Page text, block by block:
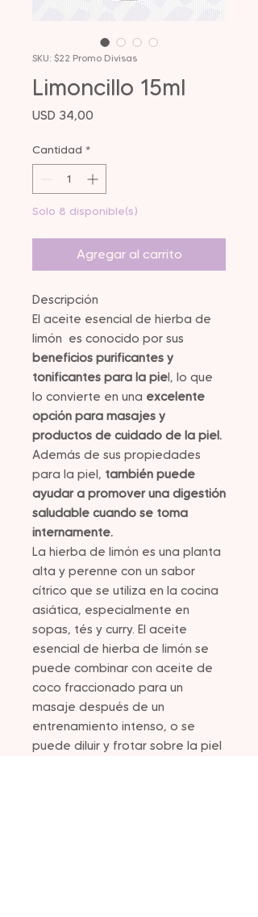
SKU: $22 Promo Divisas
Limoncillo 15ml
USD 34,00
Cantidad *
Solo 8 disponible(s)
Agregar al carrito
Descripción
El aceite esencial de hierba de
limón es conocido por sus
beneficios purificantes y
tonificantes para la piel, lo que
lo convierte en una excelente
opción para masajes y
productos de cuidado de la piel.
Además de sus propiedades
para la piel, también puede
ayudar a promover una digestión
saludable cuando se toma
internamente.
La hierba de limón es una planta
alta y perenne con un sabor
cítrico que se utiliza en la cocina
asiática, especialmente en
sopas, tés y curry. El aceite
esencial de hierba de limón se
puede combinar con aceite de
coco fraccionado para un
masaje después de un
entrenamiento intenso, o se
puede diluir y frotar sobre la piel